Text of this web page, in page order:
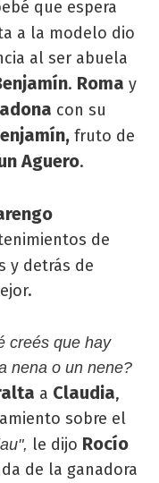
que espera
a la modelo dio
al ser abuela
. Roma y
con su
fruto de
Aguero.
de
y detrás de
creés que hay
nena o un nene?
a Claudia,
sobre el
le dijo Rocío
de la ganadora